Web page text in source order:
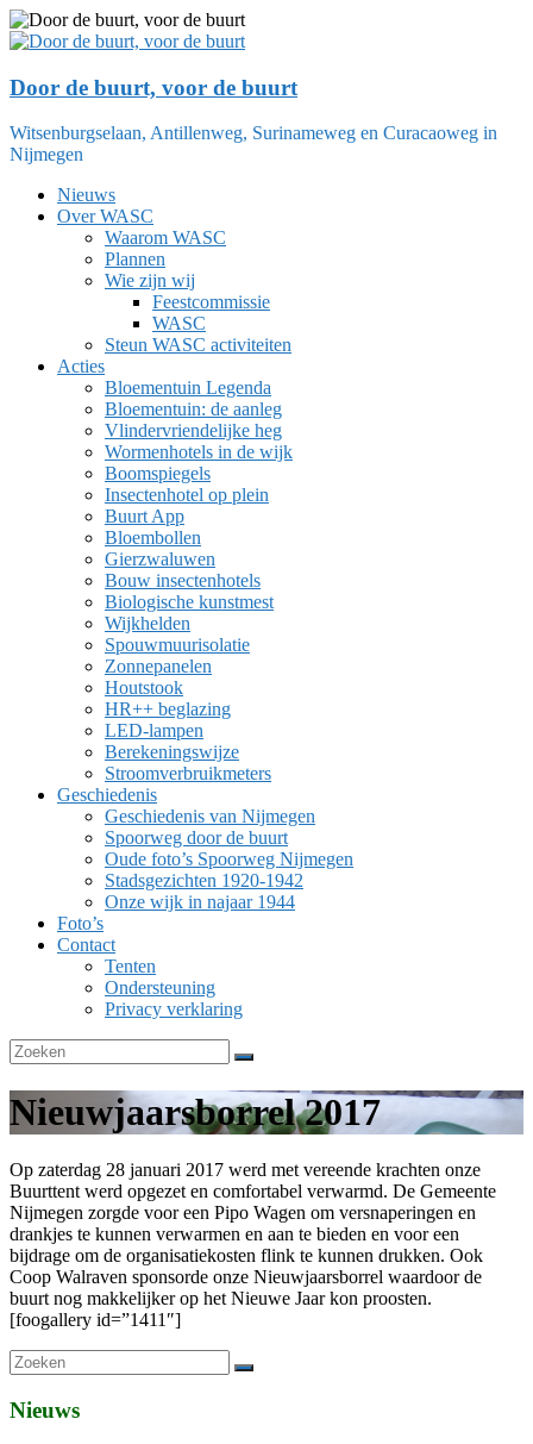
Ga
naar
inhoud
Door de buurt, voor de buurt
Witsenburgselaan, Antillenweg, Surinameweg en Curacaoweg in
Nijmegen
Nieuws
Over WASC
Waarom WASC
Plannen
Wie zijn wij
Feestcommissie
WASC
Steun WASC activiteiten
Acties
Bloementuin Legenda
Bloementuin: de aanleg
Vlindervriendelijke heg
Wormenhotels in de wijk
Boomspiegels
Insectenhotel op plein
Buurt App
Bloembollen
Gierzwaluwen
Bouw insectenhotels
Biologische kunstmest
Wijkhelden
Spouwmuurisolatie
Zonnepanelen
Houtstook
HR++ beglazing
LED-lampen
Berekeningswijze
Stroomverbruikmeters
Geschiedenis
Geschiedenis van Nijmegen
Spoorweg door de buurt
Oude foto’s Spoorweg Nijmegen
Stadsgezichten 1920-1942
Onze wijk in najaar 1944
Foto’s
Contact
Tenten
Ondersteuning
Privacy verklaring
Nieuwjaarsborrel 2017
Op zaterdag 28 januari 2017 werd met vereende krachten onze
Buurttent werd opgezet en comfortabel verwarmd. De Gemeente
Nijmegen zorgde voor een Pipo Wagen om versnaperingen en
drankjes te kunnen verwarmen en aan te bieden en voor een
bijdrage om de organisatiekosten flink te kunnen drukken. Ook
Coop Walraven sponsorde onze Nieuwjaarsborrel waardoor de
buurt nog makkelijker op het Nieuwe Jaar kon proosten.
[foogallery id=”1411″]
Nieuws